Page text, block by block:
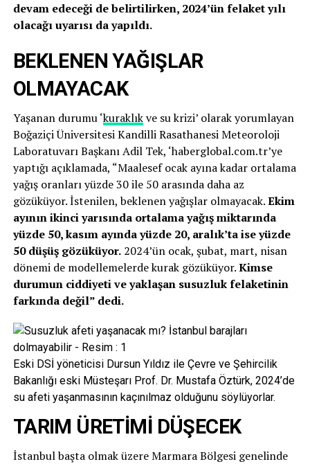
devam edeceği de belirtilirken, 2024’ün felaket yılı
olacağı uyarısı da yapıldı.
BEKLENEN YAĞIŞLAR
OLMAYACAK
Yaşanan durumu ‘kuraklıkve su krizi’ olarak yorumlayan
Boğaziçi Üniversitesi Kandilli Rasathanesi Meteoroloji
Laboratuvarı Başkanı Adil Tek, ‘haberglobal.com.tr’ye
yaptığı açıklamada, “Maalesef ocak ayına kadar ortalama
yağış oranları yüzde 30 ile 50 arasında daha az
gözüküyor. İstenilen, beklenen yağışlar olmayacak.Ekim
ayının ikinci yarısında ortalama yağış miktarında
yüzde 50, kasım ayında yüzde 20, aralık’ta ise yüzde
50 düşüş gözüküyor.2024’ün ocak, şubat, mart, nisan
dönemi de modellemelerde kurak gözüküyor.Kimse
durumun ciddiyeti ve yaklaşan susuzluk felaketinin
farkında değil” dedi.
Eski DSİ yöneticisi Dursun Yıldız ile Çevre ve Şehircilik
Bakanlığı eski Müsteşarı Prof. Dr. Mustafa Öztürk, 2024’de
su afeti yaşanmasının kaçınılmaz olduğunu söylüyorlar.
TARIM ÜRETİMİ DÜŞECEK
İstanbul başta olmak üzere Marmara Bölgesi genelinde